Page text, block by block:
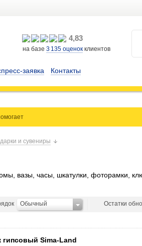
4,83
на базе 3 135 оценок клиентов
заявка Контакты
и сувениры
вазы, часы, шкатулки, фоторамки,
Обычный Остатки
гипсовый Sima-Land